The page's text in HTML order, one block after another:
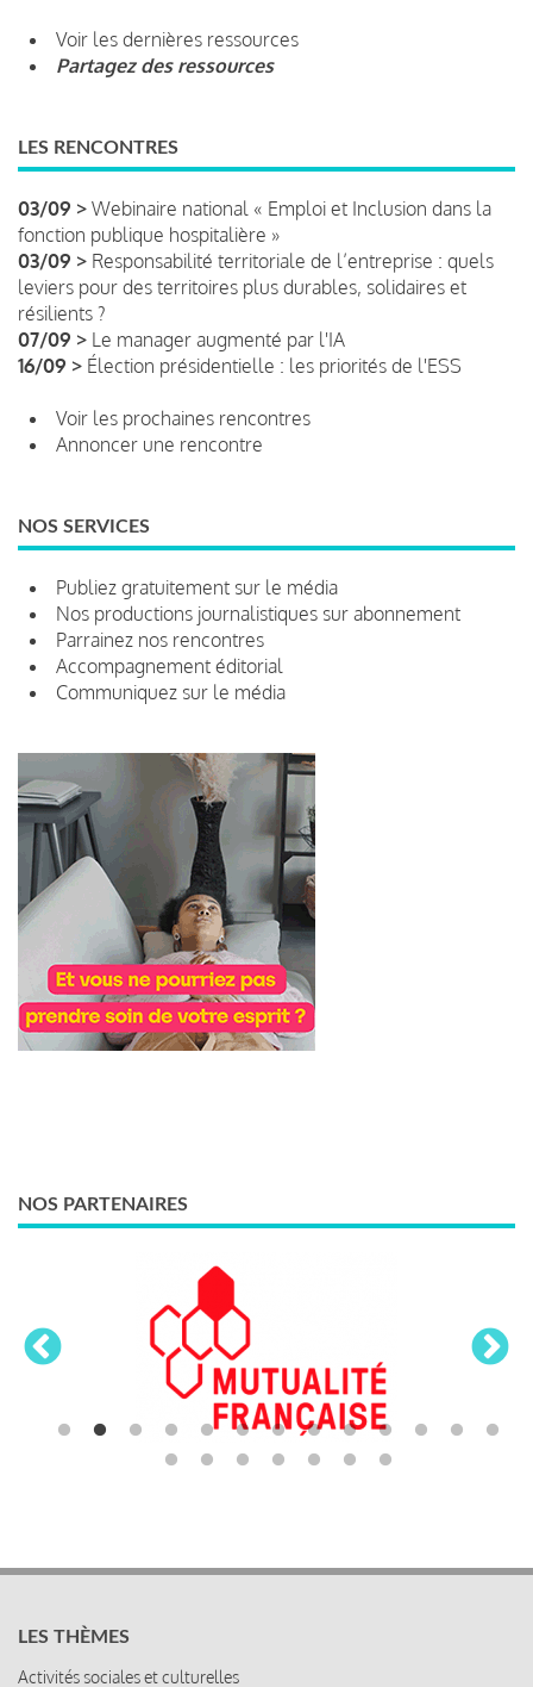
Voir les dernières ressources
Partagez des ressources
LES RENCONTRES
03/09 > Webinaire national « Emploi et Inclusion dans la
fonction publique hospitalière »
03/09 > Responsabilité territoriale de l’entreprise : quels
leviers pour des territoires plus durables, solidaires et
résilients ?
07/09 > Le manager augmenté par l'IA
16/09 > Élection présidentielle : les priorités de l'ESS
Voir les prochaines rencontres
Annoncer une rencontre
NOS SERVICES
Publiez gratuitement sur le média
Nos productions journalistiques sur abonnement
Parrainez nos rencontres
Accompagnement éditorial
Communiquez sur le média
NOS PARTENAIRES
LES THÈMES
Activités sociales et culturelles